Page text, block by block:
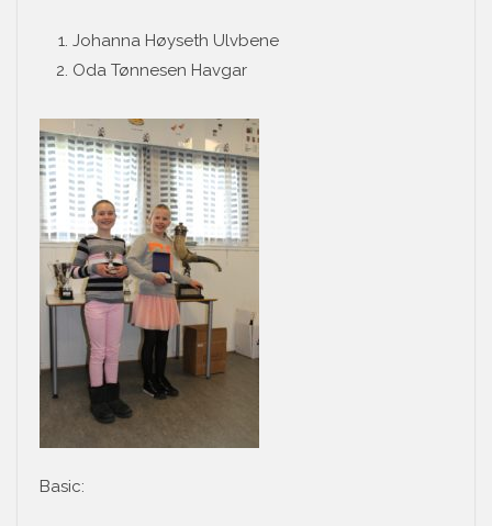
Johanna Høyseth Ulvbene
Oda Tønnesen Havgar
Basic: